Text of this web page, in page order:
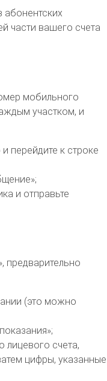
части вашего счета
мобильного
участком, и
перейдите к строке
и отправьте
предварительно
(это можно
лицевого счета,
цифры, указанные